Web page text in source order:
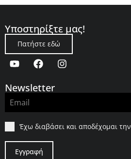
Υποστηρίξτε μας!
Πατήστε εδώ
Newsletter
Έχω διαβάσει και αποδέχομαι την
Εγγραφή